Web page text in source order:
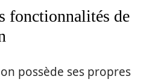
fonctionnalités de
possède ses propres